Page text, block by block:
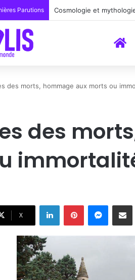
Parutions Cosmologie et
des morts, hommage aux morts ou
des
X
LinkedinPinterest